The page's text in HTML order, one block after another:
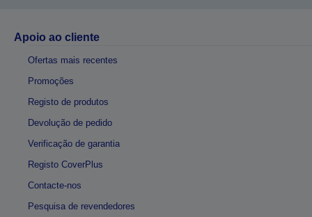
Apoio ao cliente
Ofertas mais recentes
Promoções
Registo de produtos
Devolução de pedido
Verificação de garantia
Registo CoverPlus
Contacte-nos
Pesquisa de revendedores